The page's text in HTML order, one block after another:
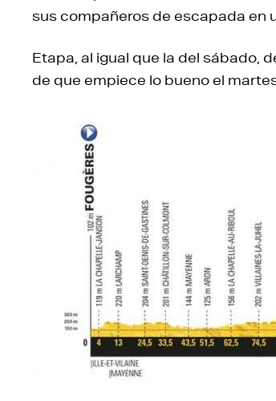
sus compañeros de escapada en
Etapa, al igual que la del sábado,
de que empiece lo bueno el